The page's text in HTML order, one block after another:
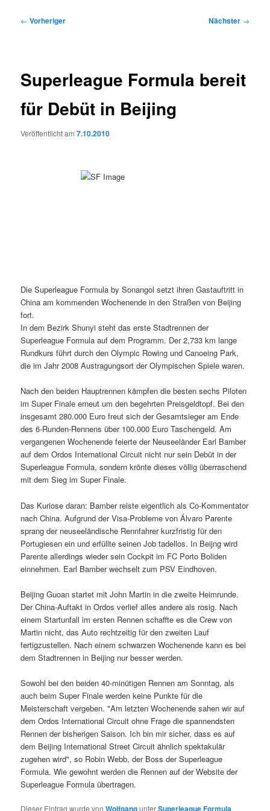
Beitragsnavigation
← Vorheriger Nächster →
Superleague Formula bereit
für Debüt in Beijing
Veröffentlicht am7.10.2010
Die Superleague Formula by Sonangol setzt ihren Gastauftritt in
China am kommenden Wochenende in den Straßen von Beijing
fort.
In dem Bezirk Shunyi steht das erste Stadtrennen der
Superleague Formula auf dem Programm. Der 2,733 km lange
Rundkurs führt durch den Olympic Rowing und Canoeing Park,
die im Jahr 2008 Austragungsort der Olympischen Spiele waren.
Nach den beiden Hauptrennen kämpfen die besten sechs Piloten
im Super Finale erneut um den begehrten Preisgeldtopf. Bei den
insgesamt 280.000 Euro freut sich der Gesamtsieger am Ende
des 6-Runden-Rennens über 100.000 Euro Taschengeld. Am
vergangenen Wochenende feierte der Neuseeländer Earl Bamber
auf dem Ordos International Circuit nicht nur sein Debüt in der
Superleague Formula, sondern krönte dieses völlig überraschend
mit dem Sieg im Super Finale.
Das Kuriose daran: Bamber reiste eigentlich als Co-Kommentator
nach China. Aufgrund der Visa-Probleme von Álvaro Parente
sprang der neuseeländische Rennfahrer kurzfristig für den
Portugiesen ein und erfüllte seinen Job tadellos. In Beijng wird
Parente allerdings wieder sein Cockpit im FC Porto Boliden
einnehmen. Earl Bamber wechselt zum PSV Eindhoven.
Beijing Guoan startet mit John Martin in die zweite Heimrunde.
Der China-Auftakt in Ordos verlief alles andere als rosig. Nach
einem Startunfall im ersten Rennen schaffte es die Crew von
Martin nicht, das Auto rechtzeitig für den zweiten Lauf
fertigzustellen. Nach einem schwarzen Wochenende kann es bei
dem Stadtrennen in Beijing nur besser werden.
Sowohl bei den beiden 40-minütigen Rennen am Sonntag, als
auch beim Super Finale werden keine Punkte für die
Meisterschaft vergeben. "Am letzten Wochenende sahen wir auf
dem Ordos International Circuit ohne Frage die spannendsten
Rennen der bisherigen Saison. Ich bin mir sicher, dass es auf
dem Beijing International Street Circuit ähnlich spektakulär
zugehen wird", so Robin Webb, der Boss der Superleague
Formula. Wie gewohnt werden die Rennen auf der Website der
Superleague Formula übertragen.
Dieser Eintrag wurde vonWolfgangunterSuperleague Formula